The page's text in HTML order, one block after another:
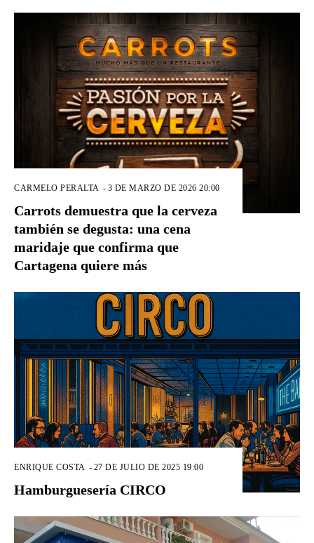
CARMELO PERALTA - 3 DE MARZO DE 2026 20:00
Carrots demuestra que la cerveza
también se degusta: una cena
maridaje que confirma que
Cartagena quiere más
ENRIQUE COSTA - 27 DE JULIO DE 2025 19:00
Hamburguesería CIRCO